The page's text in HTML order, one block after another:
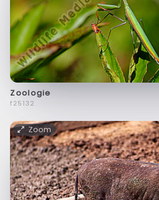
Zoologie
f25132
Zoom